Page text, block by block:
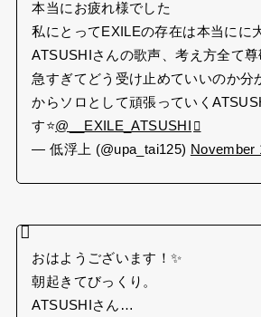
本当にお疲れ様でした
私にとってEXILEの存在は本当にに
ATSUSHIさんの歌声、考え方全て尊
急すぎてどう受け止めていいのか分
からソロとして頑張っていく
す⭐️@__EXILE_ATSUSHI
— 低浮上 (@upa_tai125) November
おはようございます！✨
朝起きてびっくり。
ATSUSHIさん…